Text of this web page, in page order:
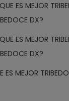
ES MEJOR
DX?
ES MEJOR
DX?
ES MEJOR
11:34